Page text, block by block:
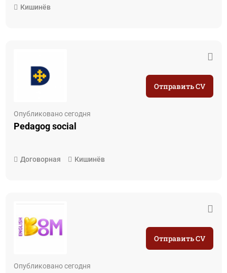
Кишинёв
Опубликовано сегодня
Pedagog social
Договорная Кишинёв
Отправить CV
Опубликовано сегодня
Отправить CV